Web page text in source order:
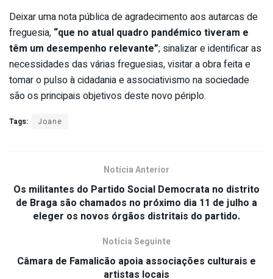
Deixar uma nota pública de agradecimento aos autarcas de
freguesia, “que no atual quadro pandémico tiveram e
têm um desempenho relevante”; sinalizar e identificar as
necessidades das várias freguesias, visitar a obra feita e
tomar o pulso à cidadania e associativismo na sociedade
são os principais objetivos deste novo périplo.
Tags: Joane
Notícia Anterior
Os militantes do Partido Social Democrata no distrito
de Braga são chamados no próximo dia 11 de julho a
eleger os novos órgãos distritais do partido.
Notícia Seguinte
Câmara de Famalicão apoia associações culturais e
artistas locais